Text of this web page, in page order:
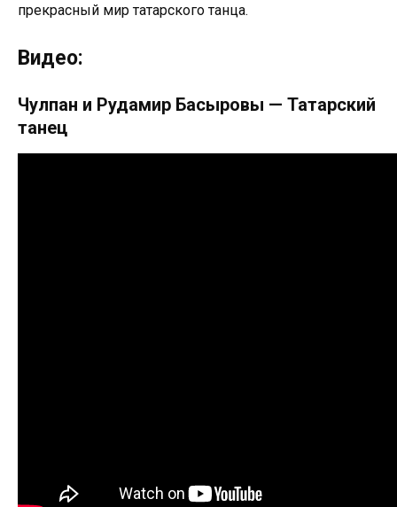
прекрасный мир татарского танца.
Видео:
Чулпан и Рудамир Басыровы — Татарский
танец